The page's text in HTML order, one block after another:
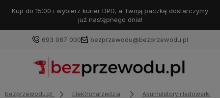
Kup do 15:00 i wybierz kurier DPD, a Twoją paczkę dostarczymy
już następnego dnia!
693 087 000 bezprzewodu@bezprzewodu.pl
bezprzewodu.pl Elektronarzędzia Akumulatory i ładowarki